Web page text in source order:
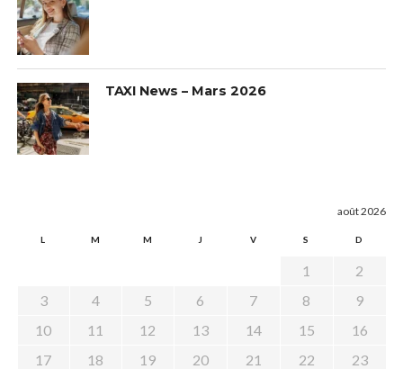
TAXI News – Mars 2026
août 2026
L M M J V S D
1
2
3
4 5 6 7 8
9
10
11 12 13 14 15
16
17
18 19 20 21 22
23